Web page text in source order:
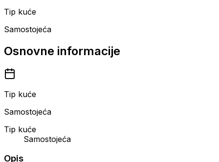
Tip kuće
Samostojeća
Osnovne informacije
Tip kuće
Samostojeća
Tip kuće
Samostojeća
Opis